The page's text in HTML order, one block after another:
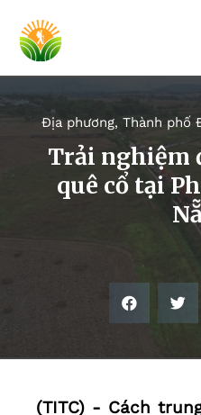
Địa phương, Thành phố
Trải nghiệm
quê cổ tại
(TITC) - Cách